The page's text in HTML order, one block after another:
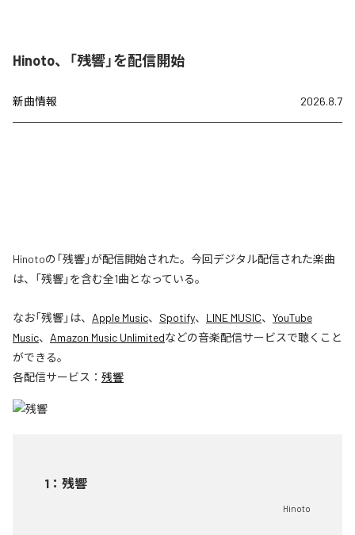
Hinoto、「残響」を配信開始
新曲情報 2026.8.7
Hinotoの「残響」が配信開始された。今回デジタル配信された楽曲
は、「残響」を含む全1曲となっている。
なお「残響」は、 Apple Music、 Spotify、 LINE MUSIC、 YouTube
Music、 Amazon Music Unlimitedなどの音楽配信サービスで聴くこと
ができる。
各配信サービス： 残響
1 ： 残響
Hinoto